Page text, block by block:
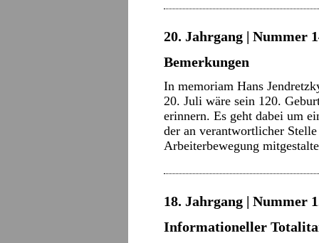
20. Jahrgang | Nummer
Bemerkungen
In memoriam Hans
20. Juli wäre sein 120.
erinnern. Es geht dabei um
der an verantwortlicher
Arbeiterbewegung
18. Jahrgang | Nummer
Informationeller